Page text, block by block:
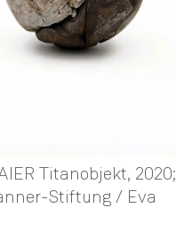
Titanobjekt, 2020;
Stiftung / Eva